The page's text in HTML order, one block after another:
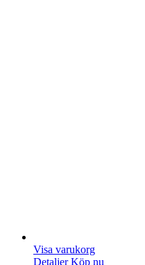
Visa varukorg
Detaljer Köp nu